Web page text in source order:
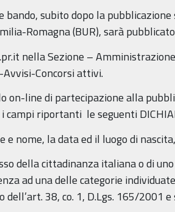
bando, subito dopo la
Romagna (BUR), sarà
nella Sezione –
Concorsi attivi.
on-line di partecipazione alla
campi riportanti le seguenti
e nome, la data ed il luogo di
della cittadinanza italiana o di
ad una delle categorie
38, co. 1, D.Lgs. 165/2001 e